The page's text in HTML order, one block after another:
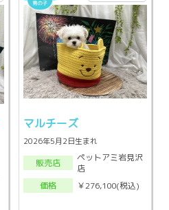
マルチーズ
2026年5月2日生まれ
販売店
ペットアミ岩見沢
店
価格
￥276,100(税込)